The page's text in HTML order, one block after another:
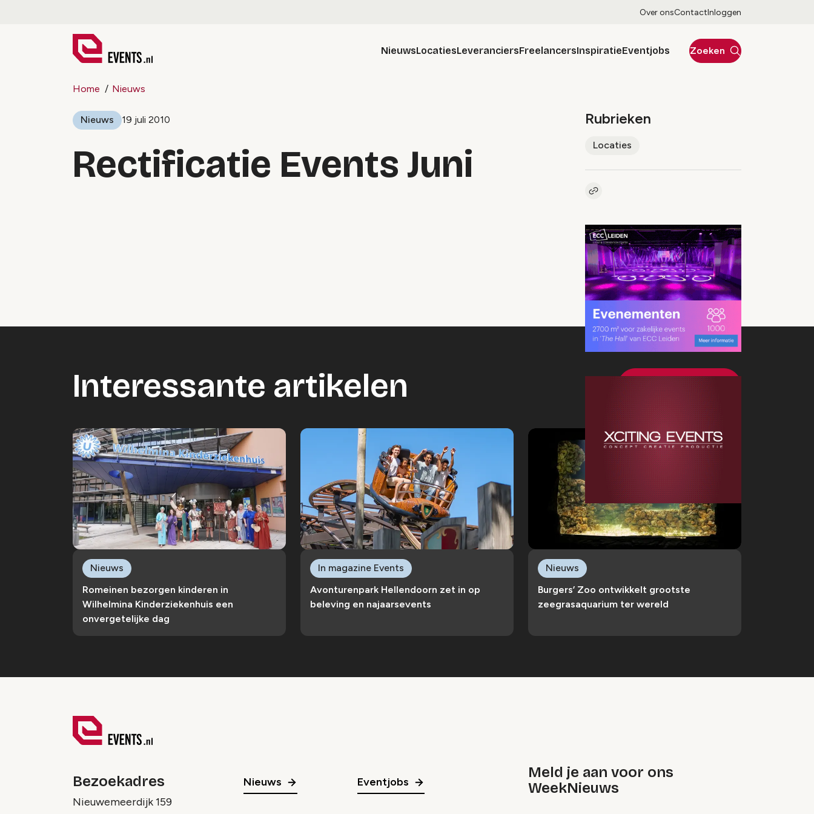
Over onsContactInloggen
NieuwsLocatiesLeveranciersFreelancersInspiratieEventjobs Zoeken
Home Nieuws
Nieuws 19 juli 2010
Rectificatie Events Juni
Rubrieken
Locaties
Kopieer link naar artikel
Interessante artikelen
Romeinen bezorgen kinderen in
Wilhelmina Kinderziekenhuis een
onvergetelijke dag
Nieuws
Avonturenpark Hellendoorn zet in op
beleving en najaarsevents
In magazine Events
Burgers’ Zoo ontwikkelt grootste
zeegrasaquarium ter wereld
Nieuws
Bezoekadres
Nieuwemeerdijk 159
Nieuws Eventjobs
Meld je aan voor ons
WeekNieuws